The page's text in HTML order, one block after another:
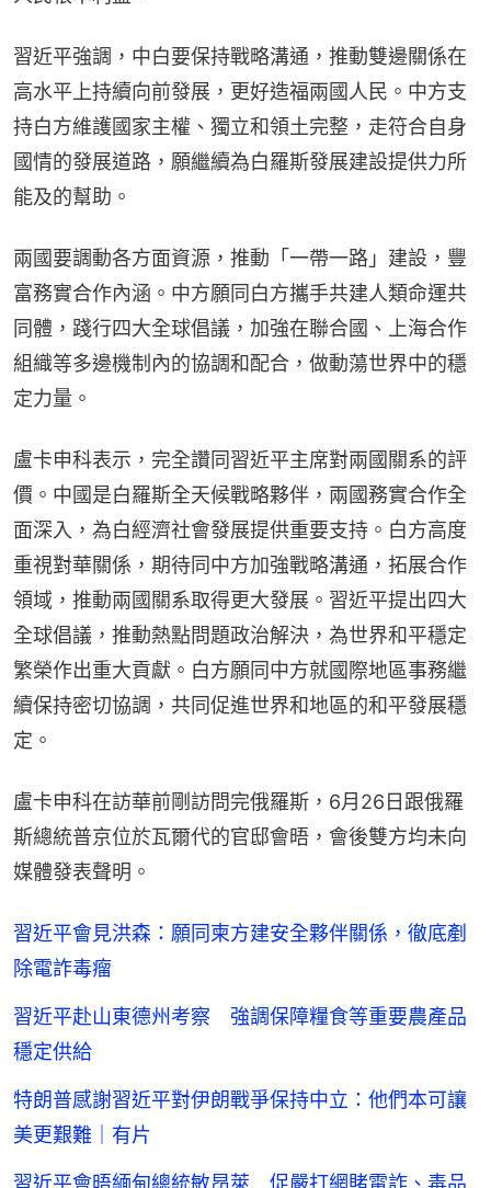
習近平強調，中白要保持戰略溝通，推動雙邊關係在
高水平上持續向前發展，更好造福兩國人民。中方支
持白方維護國家主權、獨立和領土完整，走符合自身
國情的發展道路，願繼續為白羅斯發展建設提供力所
能及的幫助。
兩國要調動各方面資源，推動「一帶一路」建設，豐
富務實合作內涵。中方願同白方攜手共建人類命運共
同體，踐行四大全球倡議，加強在聯合國、上海合作
組織等多邊機制內的協調和配合，做動蕩世界中的穩
定力量。
盧卡申科表示，完全讚同習近平主席對兩國關系的評
價。中國是白羅斯全天候戰略夥伴，兩國務實合作全
面深入，為白經濟社會發展提供重要支持。白方高度
重視對華關係，期待同中方加強戰略溝通，拓展合作
領域，推動兩國關系取得更大發展。習近平提出四大
全球倡議，推動熱點問題政治解決，為世界和平穩定
繁榮作出重大貢獻。白方願同中方就國際地區事務繼
續保持密切協調，共同促進世界和地區的和平發展穩
定。
盧卡申科在訪華前剛訪問完俄羅斯，6月26日跟俄羅
斯總統普京位於瓦爾代的官邸會晤，會後雙方均未向
媒體發表聲明。
習近平會見洪森：願同柬方建安全夥伴關係，徹底剷
除電詐毒瘤
習近平赴山東德州考察 強調保障糧食等重要農產品
穩定供給
特朗普感謝習近平對伊朗戰爭保持中立：他們本可讓
美更艱難｜有片